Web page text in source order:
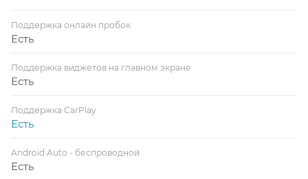
Поддержка онлайн пробок
Есть
Поддержка виджетов на главном экране
Есть
Поддержка CarPlay
Есть
Android Auto - беспроводной
Есть